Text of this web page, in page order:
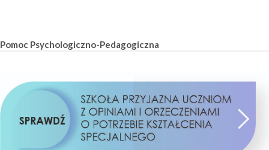
Pomoc Psychologiczno-Pedagogiczna